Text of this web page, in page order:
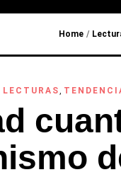
Home /
LECTURAS,